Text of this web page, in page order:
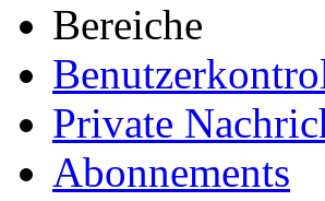
Bereiche
Private
Abonnements